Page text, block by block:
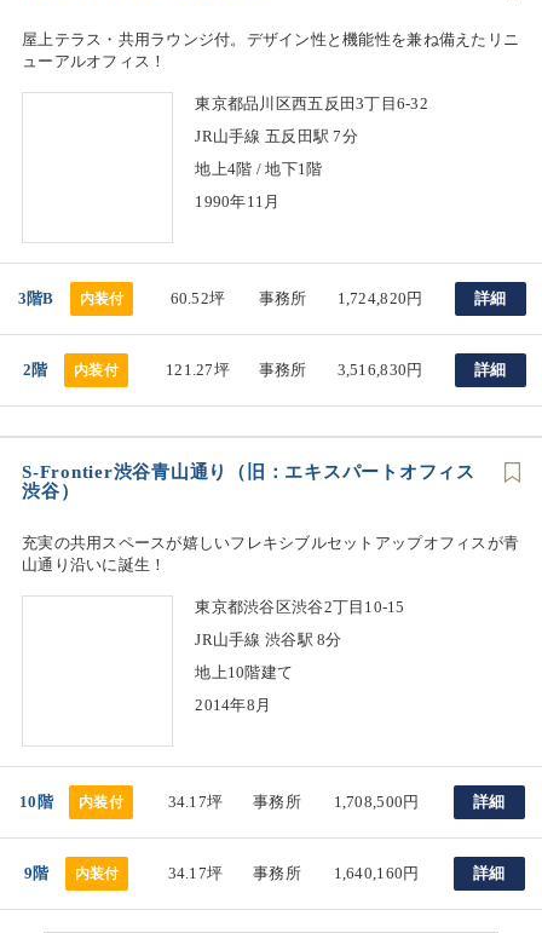
屋上テラス・共用ラウンジ付。デザイン性と機能性を兼ね備えたリニ
ューアルオフィス！
東京都品川区西五反田3丁目6-32
JR山手線 五反田駅 7分
地上4階 / 地下1階
1990年11月
3階B 内装付 60.52坪 事務所 1,724,820円 詳細
2階 内装付 121.27坪 事務所 3,516,830円 詳細
S-Frontier渋谷青山通り（旧：エキスパートオフィス
渋谷）
充実の共用スペースが嬉しいフレキシブルセットアップオフィスが青
山通り沿いに誕生！
東京都渋谷区渋谷2丁目10-15
JR山手線 渋谷駅 8分
地上10階建て
2014年8月
10階 内装付 34.17坪 事務所 1,708,500円 詳細
9階 内装付 34.17坪 事務所 1,640,160円 詳細